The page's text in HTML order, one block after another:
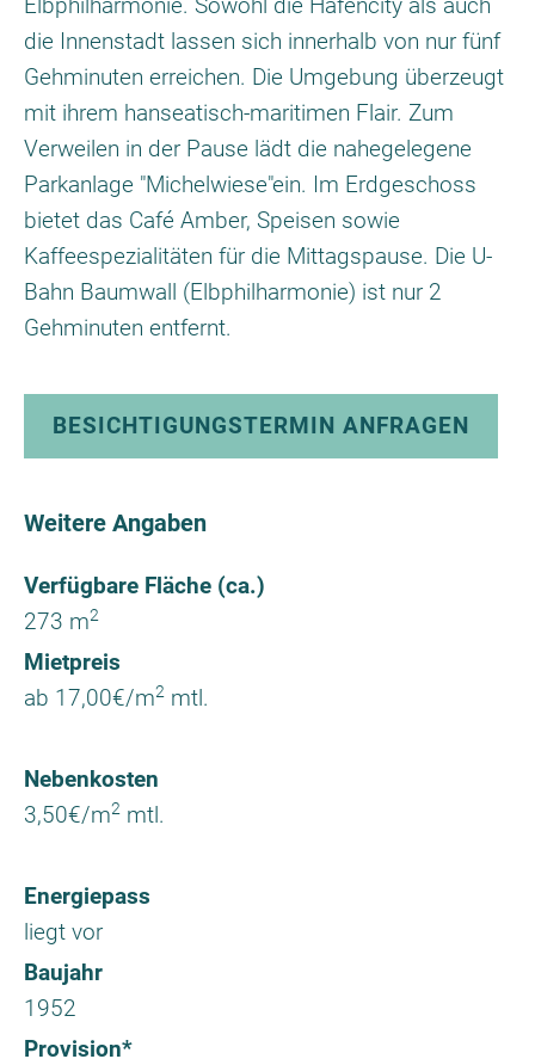
Elbphilharmonie. Sowohl die Hafencity als auch
die Innenstadt lassen sich innerhalb von nur fünf
Gehminuten erreichen. Die Umgebung überzeugt
mit ihrem hanseatisch-maritimen Flair. Zum
Verweilen in der Pause lädt die nahegelegene
Parkanlage "Michelwiese"ein. Im Erdgeschoss
bietet das Café Amber, Speisen sowie
Kaffeespezialitäten für die Mittagspause. Die U-
Bahn Baumwall (Elbphilharmonie) ist nur 2
Gehminuten entfernt.
BESICHTIGUNGSTERMIN ANFRAGEN
Weitere Angaben
Verfügbare Fläche (ca.)
273 m2
Mietpreis
ab 17,00€/m2 mtl.
Nebenkosten
3,50€/m2 mtl.
Energiepass
liegt vor
Baujahr
1952
Provision*